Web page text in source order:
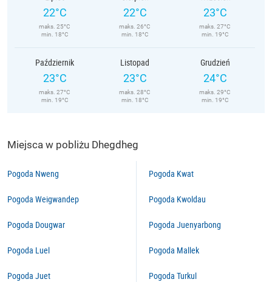
22°C
maks. 25°C
min. 18°C
22°C
maks. 26°C
min. 18°C
23°C
maks. 27°C
min. 19°C
Październik
23°C
maks. 27°C
min. 19°C
Listopad
23°C
maks. 28°C
min. 18°C
Grudzień
24°C
maks. 29°C
min. 19°C
Miejsca w pobliżu Dhegdheg
Pogoda Nweng
Pogoda Weigwandep
Pogoda Dougwar
Pogoda Luel
Pogoda Juet
Pogoda Kwat
Pogoda Kwoldau
Pogoda Juenyarbong
Pogoda Mallek
Pogoda Turkul